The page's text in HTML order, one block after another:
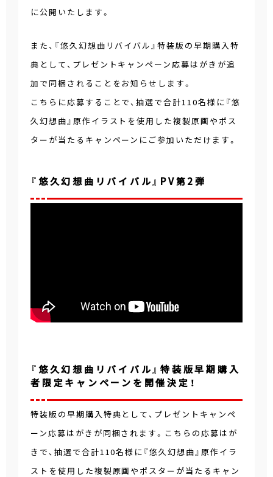
に公開いたします。
また、『悠久幻想曲リバイバル』特装版の早期購入特
典として、プレゼントキャンペーン応募はがきが追
加で同梱されることをお知らせします。
こちらに応募することで、抽選で合計110名様に『悠
久幻想曲』原作イラストを使用した複製原画やポス
ターが当たるキャンペーンにご参加いただけます。
『悠久幻想曲リバイバル』PV第2弾
『悠久幻想曲リバイバル』特装版早期購入
者限定キャンペーンを開催決定！
特装版の早期購入特典として、プレゼントキャンペ
ーン応募はがきが同梱されます。こちらの応募はが
きで、抽選で合計110名様に『悠久幻想曲』原作イラ
ストを使用した複製原画やポスターが当たるキャン